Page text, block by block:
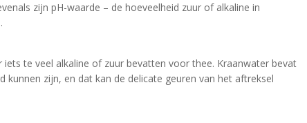
zijn pH-waarde – de hoeveelheid zuur of alkaline in
te veel alkaline of zuur bevatten voor thee. Kraanwater bevat
zijn, en dat kan de delicate geuren van het aftreksel